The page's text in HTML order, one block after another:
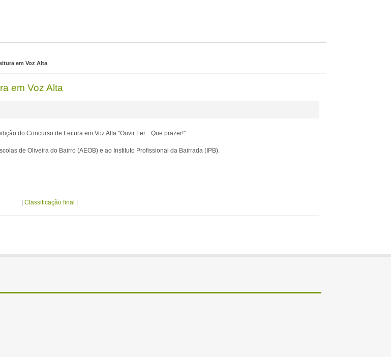
em Voz Alta
em Voz Alta
do Concurso de Leitura em Voz Alta "Ouvir Ler... Que prazer!"
de Oliveira do Bairro (AEOB) e ao Instituto Profissional da Bairrada (IPB).
Classificação final